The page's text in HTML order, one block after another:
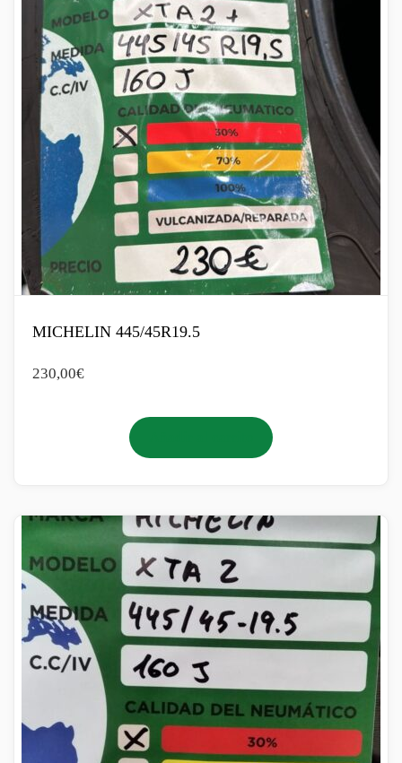
MICHELIN 445/45R19.5
230,00€